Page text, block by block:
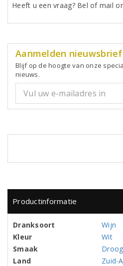
Heeft u een vraag? Bel of mail
Aanmelden nieuwsbrief
Blijf op de hoogte van onze
nieuws.
Productinformatie
Dranksoort
Wijn
Kleur
Wit
Smaak
Droog
Land
Zuid-